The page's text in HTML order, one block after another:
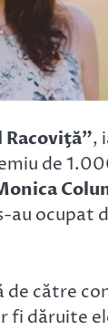
,
de
au ocupat
către
fi dăruite